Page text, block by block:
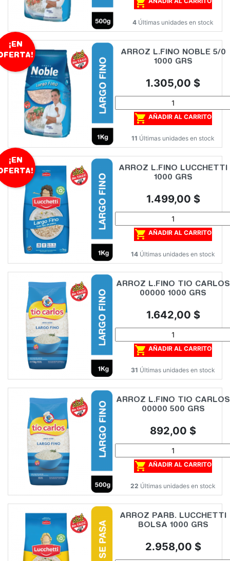
4 Últimas unidades en stock
ARROZ L.FINO NOBLE 5/0
1000 GRS
Precio
1.305,00 $
 AÑADIR AL CARRITO
11 Últimas unidades en stock
¡EN
ARROZ L.FINO LUCCHETTI
1000 GRS
Precio
1.499,00 $
 AÑADIR AL CARRITO
14 Últimas unidades en stock
¡EN
ARROZ L.FINO TIO CARLOS
00000 1000 GRS
Precio
1.642,00 $
 AÑADIR AL CARRITO
31 Últimas unidades en stock
ARROZ L.FINO TIO CARLOS
00000 500 GRS
Precio
892,00 $
 AÑADIR AL CARRITO
22 Últimas unidades en stock
ARROZ PARB. LUCCHETTI
BOLSA 1000 GRS
Precio
2.958,00 $